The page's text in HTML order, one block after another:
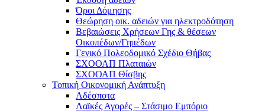
Όροι Δόμησης
Θεώρηση οικ. αδειών για ηλεκτροδότηση
Βεβαιώσεις Χρήσεων Γης & θέσεων
Οικοπέδων/Γηπέδων
Γενικό Πολεοδομικό Σχέδιο Θήβας
ΣΧΟΟΑΠ Πλαταιών
ΣΧΟΟΑΠ Θίσβης
Τοπική Οικονομική Ανάπτυξη
Αδέσποτα
Λαϊκές Αγορές – Στάσιμο Εμπόριο